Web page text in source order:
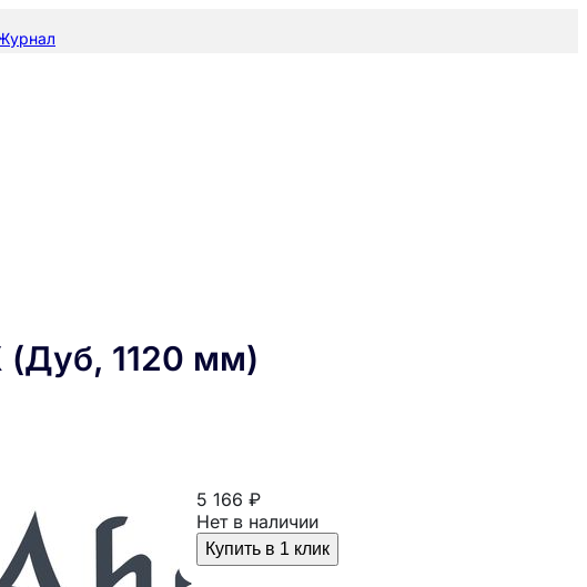
(Дуб, 1120 мм)
5 166 ₽
Нет в наличии
Купить в 1 клик